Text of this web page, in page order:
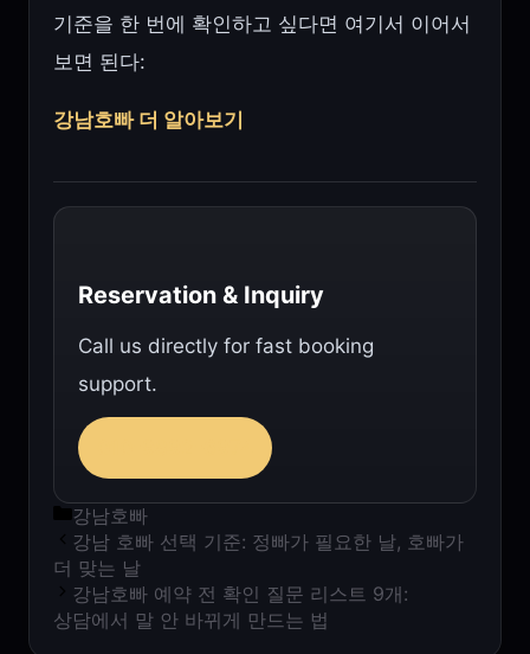
기준을 한 번에 확인하고 싶다면 여기서 이어서
보면 된다:
강남호빠 더 알아보기
Reservation & Inquiry
Call us directly for fast booking
support.
카테고리
강남호빠
강남 호빠 선택 기준: 정빠가 필요한 날, 호빠가
더 맞는 날
강남호빠 예약 전 확인 질문 리스트 9개:
상담에서 말 안 바뀌게 만드는 법